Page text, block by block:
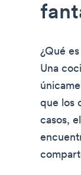
¿Qué
Una
que los
casos,